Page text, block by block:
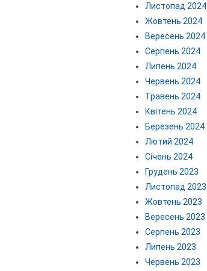
Листопад 2024
Жовтень 2024
Вересень 2024
Серпень 2024
Липень 2024
Червень 2024
Травень 2024
Квітень 2024
Березень 2024
Лютий 2024
Січень 2024
Грудень 2023
Листопад 2023
Жовтень 2023
Вересень 2023
Серпень 2023
Липень 2023
Червень 2023